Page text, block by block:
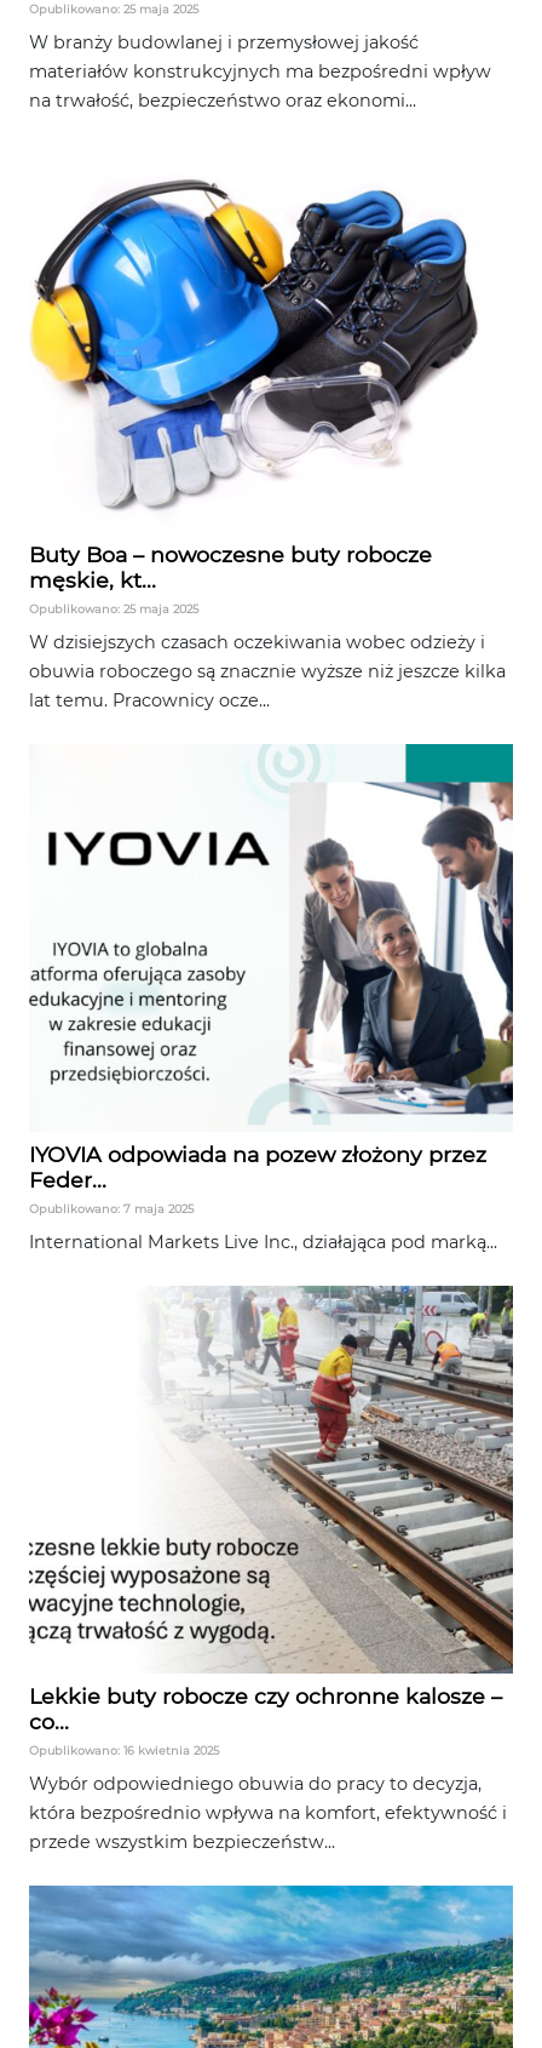
Opublikowano: 25 maja 2025
W branży budowlanej i przemysłowej jakość
materiałów konstrukcyjnych ma bezpośredni wpływ
na trwałość, bezpieczeństwo oraz ekonomi...
Buty Boa – nowoczesne buty robocze
męskie, kt...
Opublikowano: 25 maja 2025
W dzisiejszych czasach oczekiwania wobec odzieży i
obuwia roboczego są znacznie wyższe niż jeszcze kilka
lat temu. Pracownicy ocze...
IYOVIA odpowiada na pozew złożony przez
Feder...
Opublikowano: 7 maja 2025
International Markets Live Inc., działająca pod marką...
Lekkie buty robocze czy ochronne kalosze –
co...
Opublikowano: 16 kwietnia 2025
Wybór odpowiedniego obuwia do pracy to decyzja,
która bezpośrednio wpływa na komfort, efektywność i
przede wszystkim bezpieczeństw...